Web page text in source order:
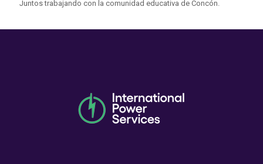
Juntos trabajando con la comunidad educativa de Concón.